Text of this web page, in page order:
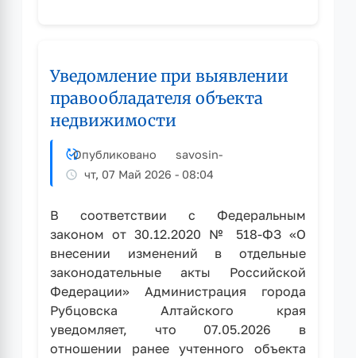
объекта
недвижимости
Уведомление при выявлении
правообладателя объекта
недвижимости
Опубликовано savosin-
чт, 07 Май 2026 - 08:04
В соответствии с Федеральным
законом от 30.12.2020 № 518-ФЗ «О
внесении изменений в отдельные
законодательные акты Российской
Федерации» Администрация города
Рубцовска Алтайского края
уведомляет, что 07.05.2026 в
отношении ранее учтенного объекта